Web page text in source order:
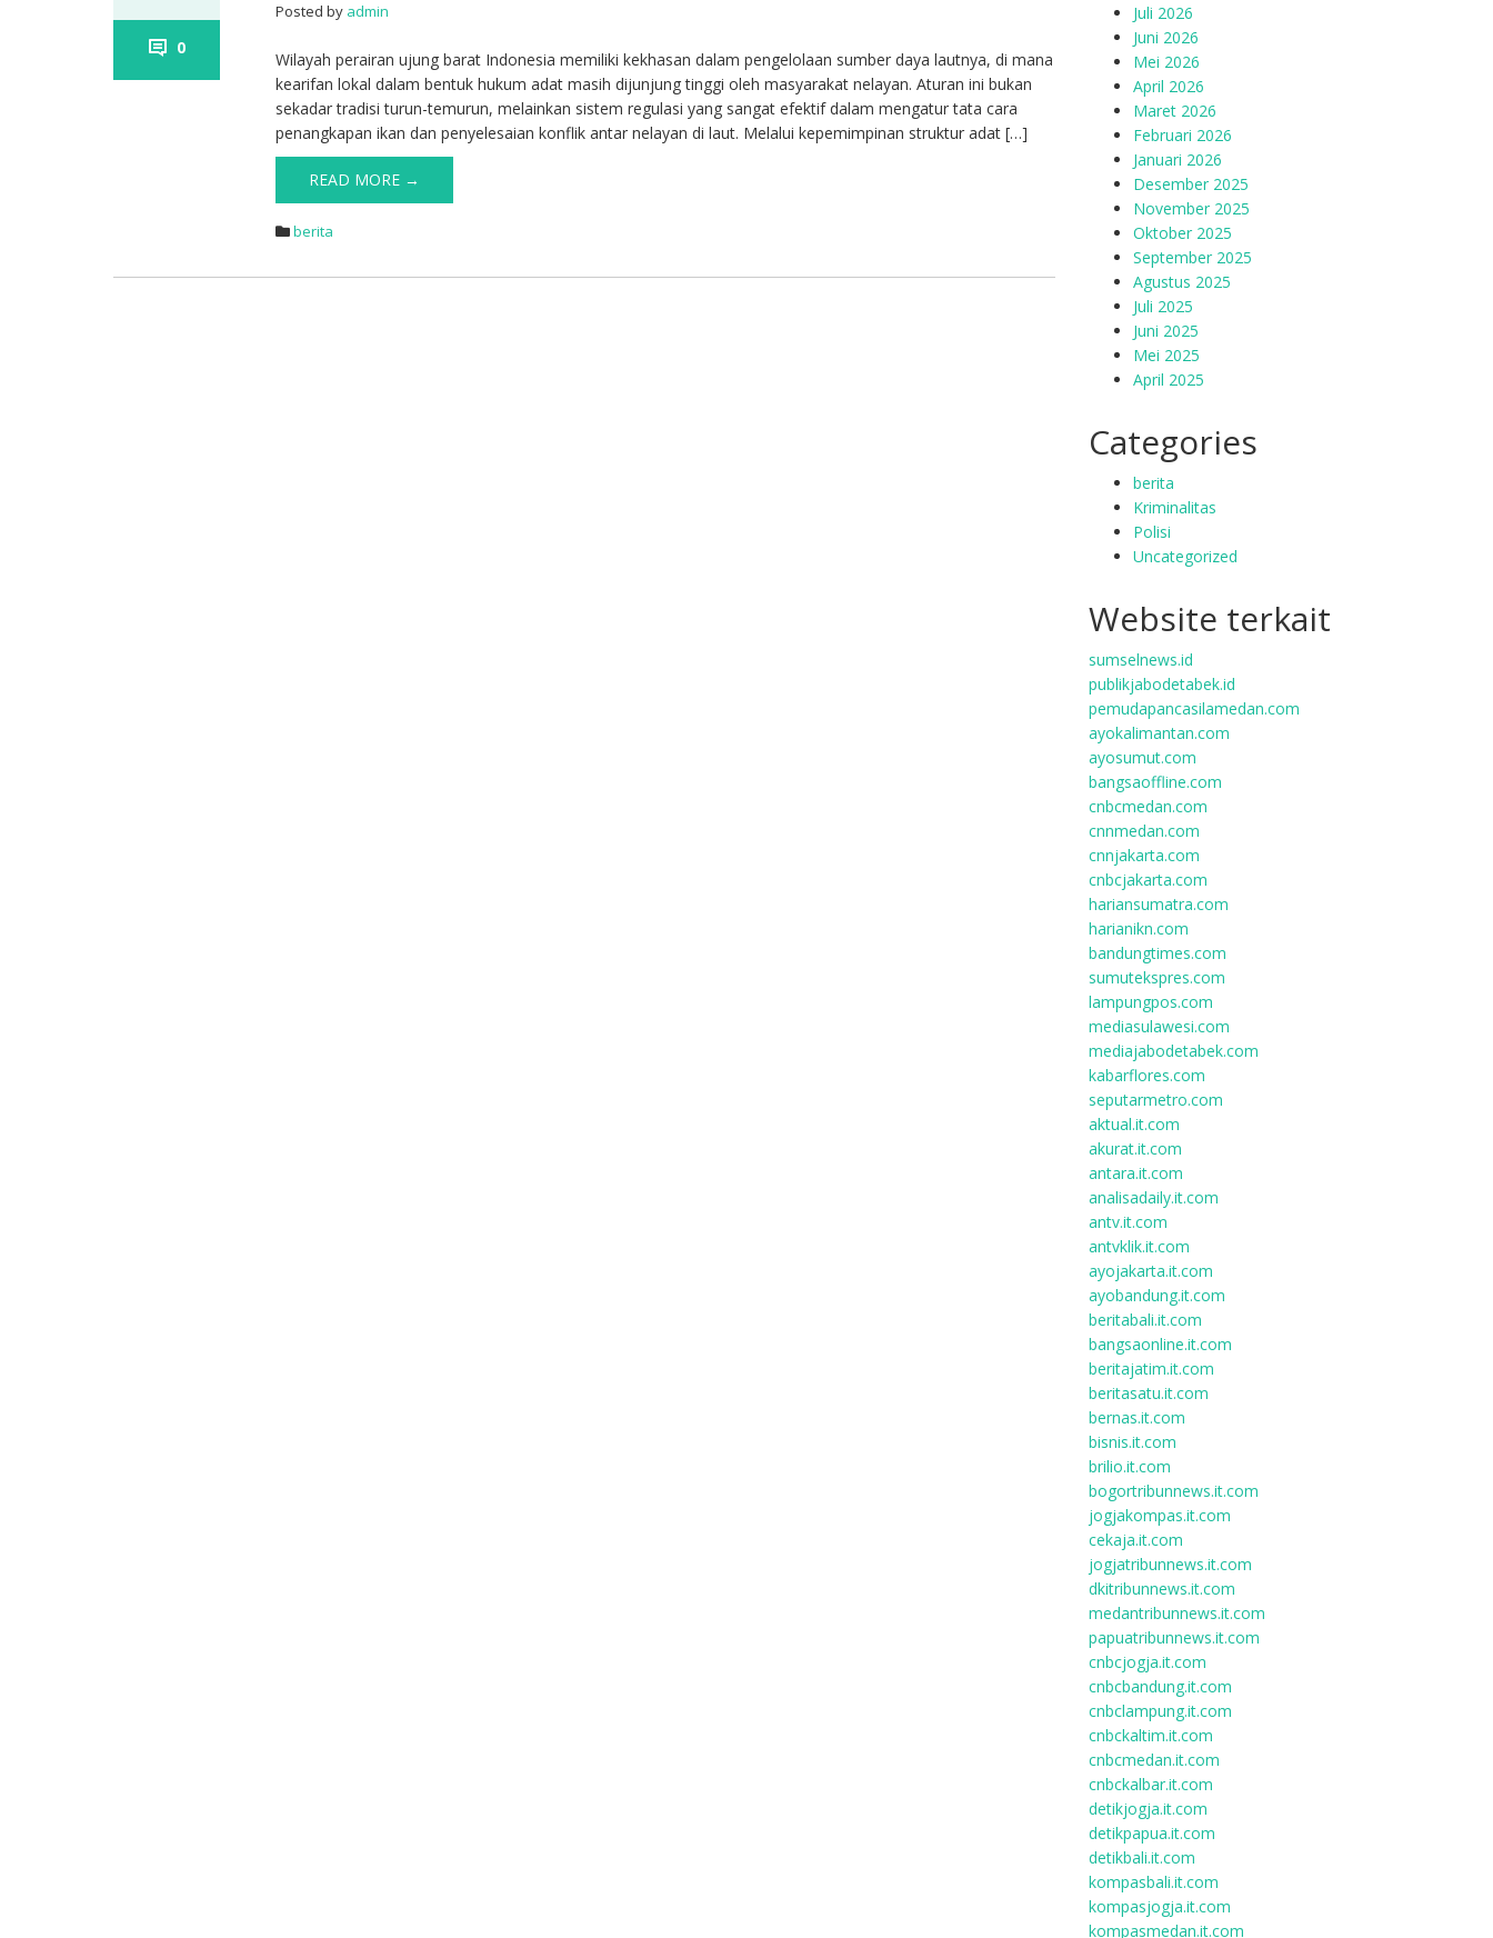
0
Posted by admin
Wilayah perairan ujung barat Indonesia memiliki kekhasan dalam pengelolaan sumber daya lautnya, di mana
kearifan lokal dalam bentuk hukum adat masih dijunjung tinggi oleh masyarakat nelayan. Aturan ini bukan
sekadar tradisi turun-temurun, melainkan sistem regulasi yang sangat efektif dalam mengatur tata cara
penangkapan ikan dan penyelesaian konflik antar nelayan di laut. Melalui kepemimpinan struktur adat […]
READ MORE →
berita
Juli 2026
Juni 2026
Mei 2026
April 2026
Maret 2026
Februari 2026
Januari 2026
Desember 2025
November 2025
Oktober 2025
September 2025
Agustus 2025
Juli 2025
Juni 2025
Mei 2025
April 2025
Categories
berita
Kriminalitas
Polisi
Uncategorized
Website terkait
sumselnews.id
publikjabodetabek.id
pemudapancasilamedan.com
ayokalimantan.com
ayosumut.com
bangsaoffline.com
cnbcmedan.com
cnnmedan.com
cnnjakarta.com
cnbcjakarta.com
hariansumatra.com
harianikn.com
bandungtimes.com
sumutekspres.com
lampungpos.com
mediasulawesi.com
mediajabodetabek.com
kabarflores.com
seputarmetro.com
aktual.it.com
akurat.it.com
antara.it.com
analisadaily.it.com
antv.it.com
antvklik.it.com
ayojakarta.it.com
ayobandung.it.com
beritabali.it.com
bangsaonline.it.com
beritajatim.it.com
beritasatu.it.com
bernas.it.com
bisnis.it.com
brilio.it.com
bogortribunnews.it.com
jogjakompas.it.com
cekaja.it.com
jogjatribunnews.it.com
dkitribunnews.it.com
medantribunnews.it.com
papuatribunnews.it.com
cnbcjogja.it.com
cnbcbandung.it.com
cnbclampung.it.com
cnbckaltim.it.com
cnbcmedan.it.com
cnbckalbar.it.com
detikjogja.it.com
detikpapua.it.com
detikbali.it.com
kompasbali.it.com
kompasjogja.it.com
kompasmedan.it.com